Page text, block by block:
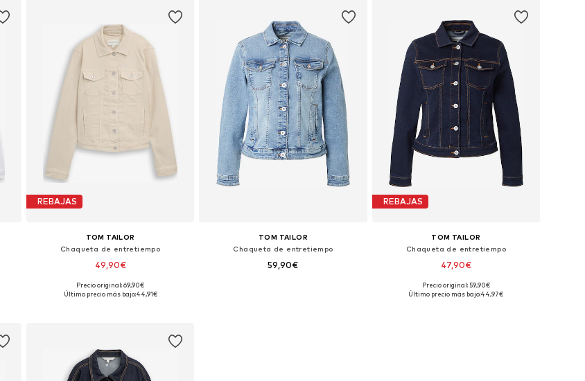
REBAJAS
TOM TAILOR
Chaqueta de entretiempo
49,90€
Tallas disponibles: XS, S, M, L, XL, XXL
Precio original: 69,90€
Último precio más bajo:44,91€
TOM TAILOR
Chaqueta de entretiempo
59,90€
REBAJAS
TOM TAILOR
Chaqueta de entretiempo
47,90€
Tallas disponibles: XS, S, L, XXL
Precio original: 59,90€
Último precio más bajo:44,97€